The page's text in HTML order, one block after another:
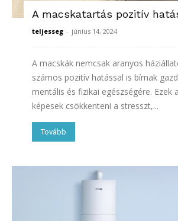
A macskatartás pozitív
teljesseg - június 14, 2024
A macskák nemcsak aranyos
számos pozitív hatással is bírnak
mentális és fizikai egészségére. Ezek
képesek csökkenteni a stresszt,...
Tovább